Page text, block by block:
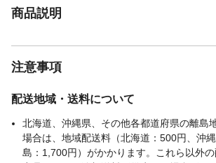
商品説明
注意事項
配送地域・送料について
北海道、沖縄県、その他各都道府県の離島
場合は、地域配送料（北海道：500円、沖
島：1,700円）がかかります。これら以外